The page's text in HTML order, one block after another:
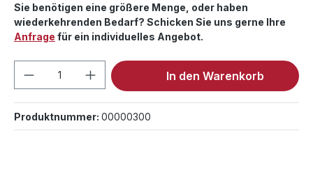
Sie benötigen eine größere Menge, oder haben
wiederkehrenden Bedarf? Schicken Sie uns gerne Ihre
Anfrage für ein individuelles Angebot.
Produkt Anzahl: Gib denIn den Warenkorb
Produktnummer: 00000300